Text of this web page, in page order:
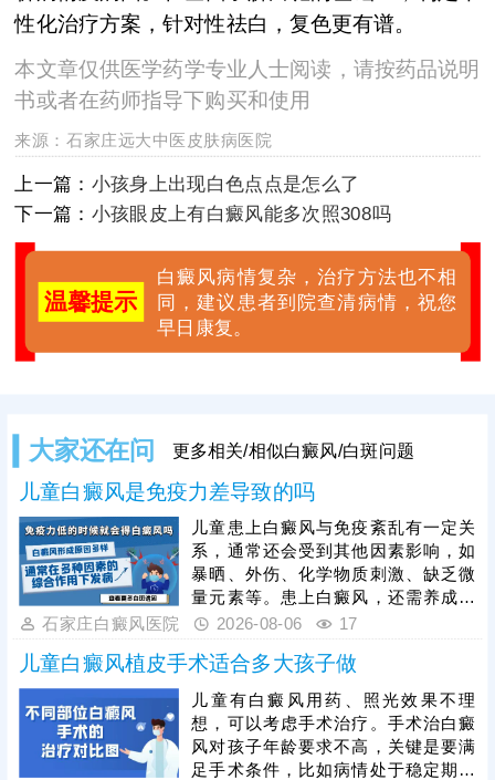
性化治疗方案，针对性祛白，复色更有谱。
本文章仅供医学药学专业人士阅读，请按药品说明
书或者在药师指导下购买和使用
来源：石家庄远大中医皮肤病医院
上一篇： 小孩身上出现白色点点是怎么了
下一篇： 小孩眼皮上有白癜风能多次照308吗
温馨提示
白癜风病情复杂，治疗方法也不相
同，建议患者到院查清病情，祝您
早日康复。
大家还在问 更多相关/相似白癜风/白斑问题
儿童白癜风是免疫力差导致的吗
儿童患上白癜风与免疫紊乱有一定关
系，通常还会受到其他因素影响，如
暴晒、外伤、化学物质刺激、缺乏微
量元素等。患上白癜风，还需养成健
康生活习惯，规律作息，均衡饮食，
能，为白斑复色助力。另一方面，要
重视规范治疗，在医生指导下个性化
用药、照光，促进黑色素细胞修复、
恢复活性，令表皮黑色素再分泌，使
肤色渐趋正常。
石家庄白癜风医院 2026-08-06 17
儿童白癜风植皮手术适合多大孩子做
儿童有白癜风用药、照光效果不理
想，可以考虑手术治疗。手术治白癜
风对孩子年龄要求不高，关键是要满
足手术条件，比如病情处于稳定期、